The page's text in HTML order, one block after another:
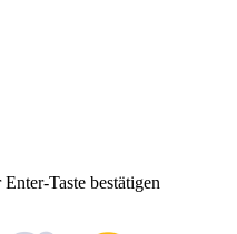
Taste bestätigen